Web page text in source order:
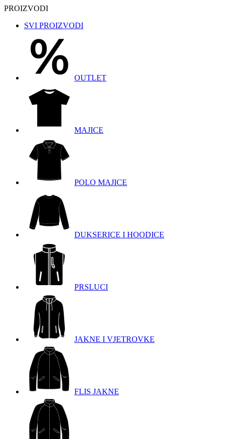
PROIZVODI
SVI PROIZVODI
OUTLET
MAJICE
POLO MAJICE
DUKSERICE I HOODICE
PRSLUCI
JAKNE I VJETROVKE
FLIS JAKNE